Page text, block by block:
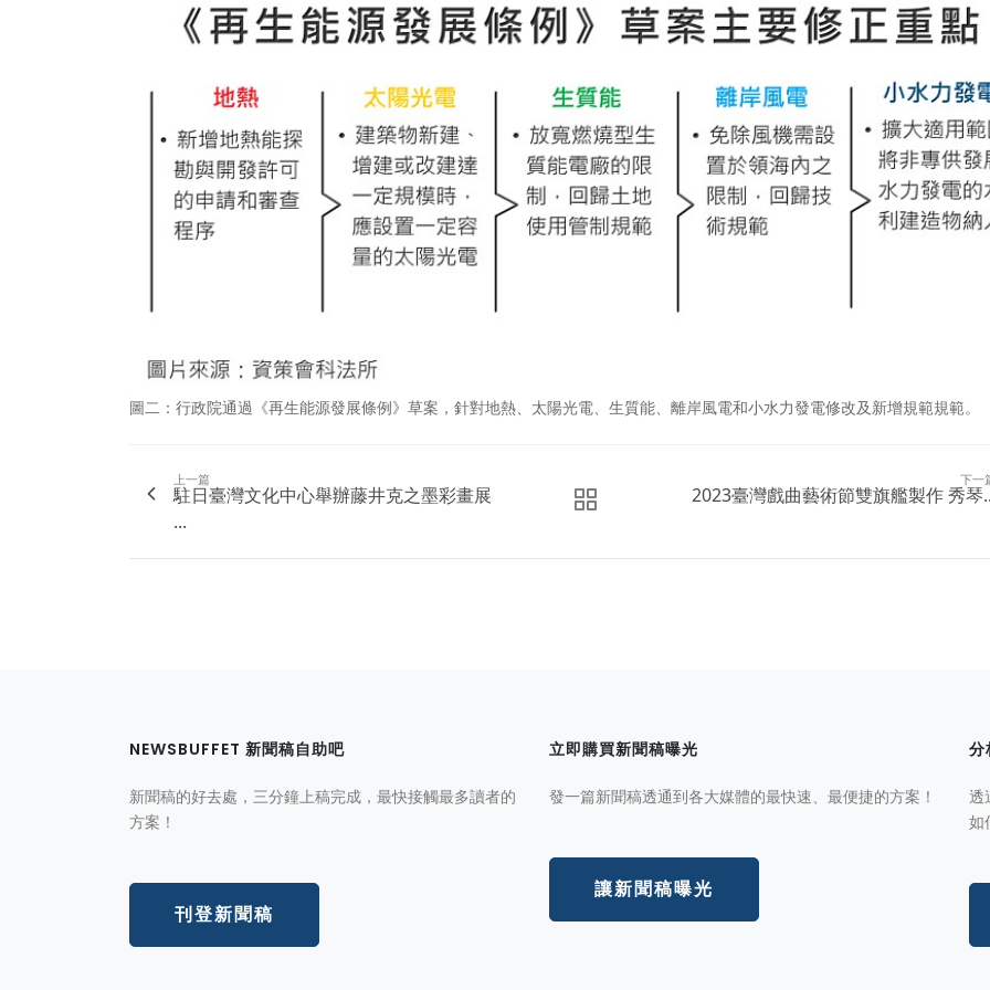
圖二：行政院通過《再生能源發展條例》草案，針對地熱、太陽光電、生質能、離岸風電和小水力發電修改及新增規範規範。
上一篇
駐日臺灣文化中心舉辦藤井克之墨彩畫展
...
下一
2023臺灣戲曲藝術節雙旗艦製作 秀琴
NEWSBUFFET 新聞稿自助吧
新聞稿的好去處，三分鐘上稿完成，最快接觸最多讀者的
方案！
刊登新聞稿
立即購買新聞稿曝光
發一篇新聞稿透通到各大媒體的最快速、最便捷的方案！
讓新聞稿曝光
分
透
如